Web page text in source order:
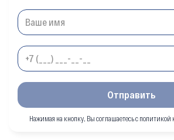
Отправить
Нажимая на кнопку, Вы соглашаетесь с политикой